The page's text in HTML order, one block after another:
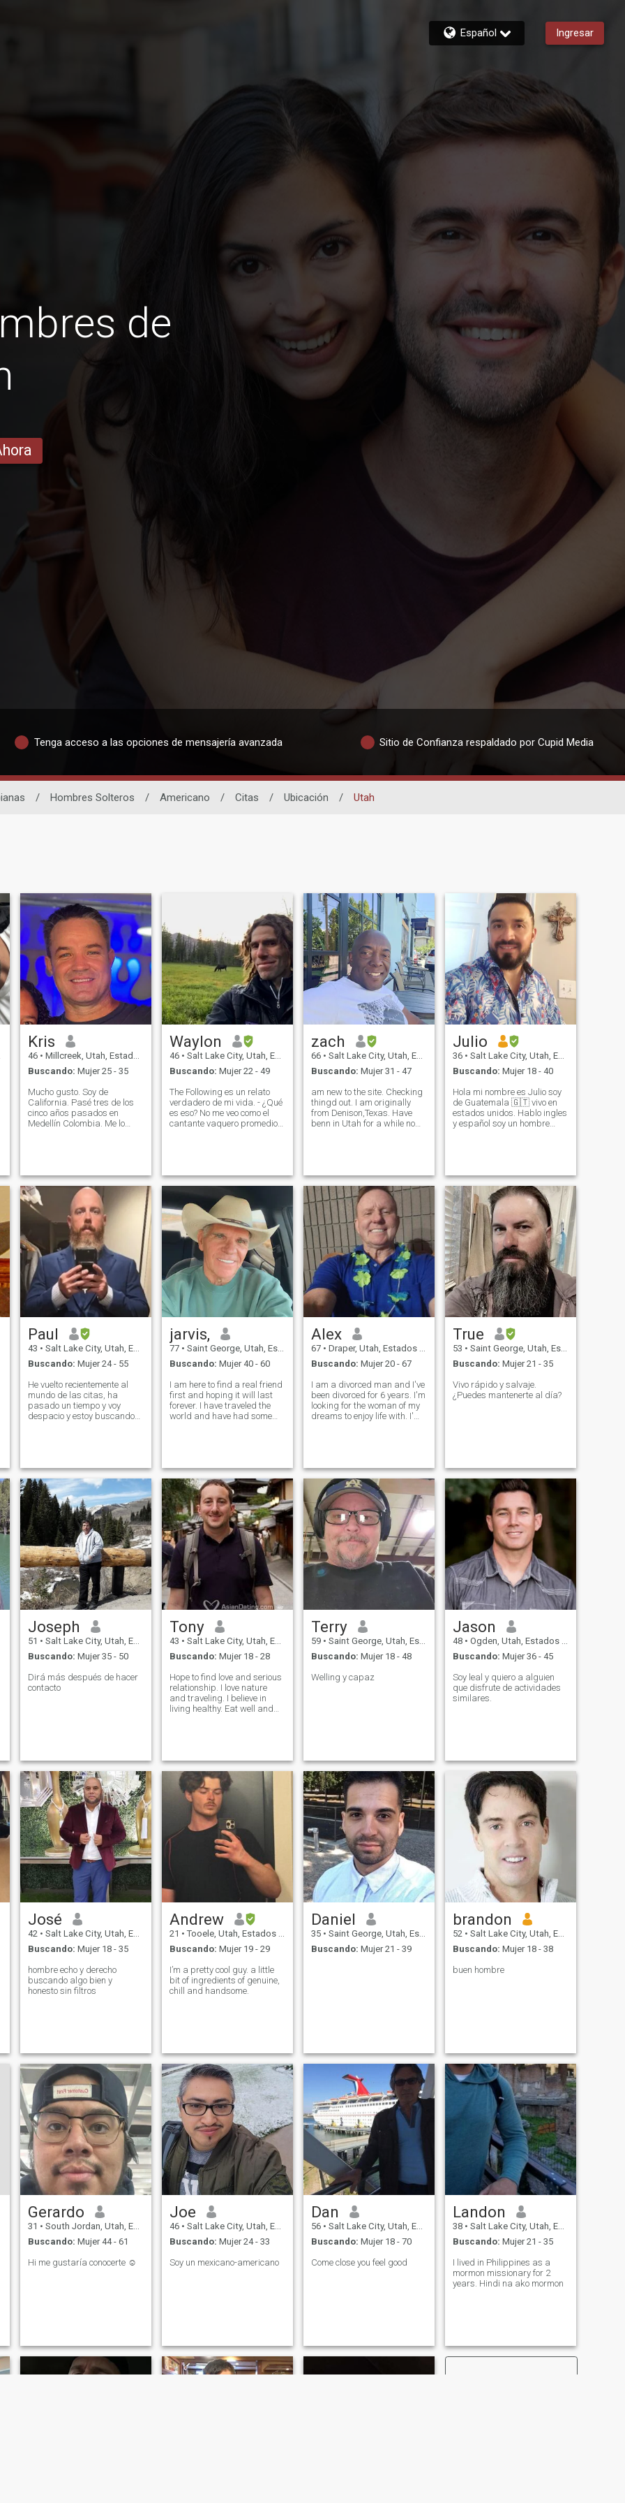
Español Ingresar
de
Tenga acceso a las opciones de mensajería avanzada Sitio de Confianza respaldado por Cupid Media
/ Hombres Solteros / Americano / Citas / Ubicación / Utah
Kris
46 • Millcreek, Utah, Estados Unidos
Buscando: Mujer 25 - 35
Mucho gusto. Soy de
California. Pasé tres de los
cinco años pasados en
Medellín Colombia. Me lo
fascina mejorar el español,
por eso ingresé acá
Waylon
46 • Salt Lake City, Utah, Estados Unidos
Buscando: Mujer 22 - 49
The Following es un relato
verdadero de mi vida. - ¿Qué
es eso? No me veo como el
cantante vaquero promedio,
libros diferentes, pero incluso
entonces no sabrás
realmente, cómo fue hace
mucho tiempo
zach
66 • Salt Lake City, Utah, Estados Unidos
Buscando: Mujer 31 - 47
am new to the site. Checking
thingd out. I am originally
from Denison,Texas. Have
benn in Utah for a while now.
favorite places to hangout.
Julio
36 • Salt Lake City, Utah, Estados Unidos
Buscando: Mujer 18 - 40
Hola mi nombre es Julio soy
de Guatemala 🇬🇹 vivo en
estados unidos. Hablo ingles
y español soy un hombre
personas y ampliar mi
circulo de amistades. Me
encant
Paul
43 • Salt Lake City, Utah, Estados Unidos
Buscando: Mujer 24 - 55
He vuelto recientemente al
mundo de las citas, ha
pasado un tiempo y voy
despacio y estoy buscando
sido un instructor, pero
también soy un buen oyente.
Yo tengo una suerte extraña,
¿sabes?
jarvis,
77 • Saint George, Utah, Estados Unidos
Buscando: Mujer 40 - 60
I am here to find a real friend
first and hoping it will last
forever. I have traveled the
world and have had some
MOTHER I love to be
Alex
67 • Draper, Utah, Estados Unidos
Buscando: Mujer 20 - 67
I am a divorced man and I've
been divorced for 6 years. I'm
looking for the woman of my
dreams to enjoy life with. I'm
would love to dance with
True
53 • Saint George, Utah, Estados Unidos
Buscando: Mujer 21 - 35
Vivo rápido y salvaje.
¿Puedes mantenerte al día?
Joseph
51 • Salt Lake City, Utah, Estados Unidos
Buscando: Mujer 35 - 50
Dirá más después de hacer
contacto
Tony
43 • Salt Lake City, Utah, Estados Unidos
Buscando: Mujer 18 - 28
Hope to find love and serious
relationship. I love nature
and traveling. I believe in
living healthy. Eat well and
Terry
59 • Saint George, Utah, Estados Unidos
Buscando: Mujer 18 - 48
Welling y capaz
Jason
48 • Ogden, Utah, Estados Unidos
Buscando: Mujer 36 - 45
Soy leal y quiero a alguien
que disfrute de actividades
similares.
José
42 • Salt Lake City, Utah, Estados Unidos
Buscando: Mujer 18 - 35
hombre echo y derecho
buscando algo bien y
honesto sin filtros
Andrew
21 • Tooele, Utah, Estados Unidos
Buscando: Mujer 19 - 29
I’m a pretty cool guy. a little
bit of ingredients of genuine,
chill and handsome.
Daniel
35 • Saint George, Utah, Estados Unidos
Buscando: Mujer 21 - 39
brandon
52 • Salt Lake City, Utah, Estados Unidos
Buscando: Mujer 18 - 38
buen hombre
Gerardo
31 • South Jordan, Utah, Estados Unidos
Buscando: Mujer 44 - 61
Hi me gustaría conocerte ☺️
Joe
46 • Salt Lake City, Utah, Estados Unidos
Buscando: Mujer 24 - 33
Soy un mexicano-americano
Dan
56 • Salt Lake City, Utah, Estados Unidos
Buscando: Mujer 18 - 70
Come close you feel good
Landon
38 • Salt Lake City, Utah, Estados Unidos
Buscando: Mujer 21 - 35
I lived in Philippines as a
mormon missionary for 2
years. Hindi na ako mormon